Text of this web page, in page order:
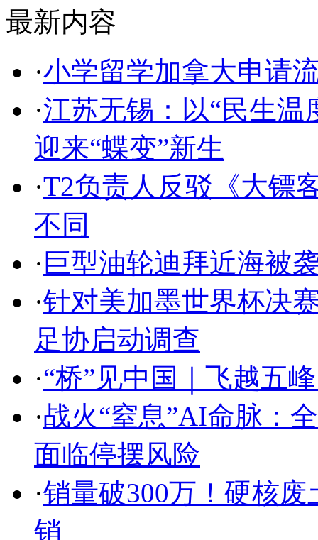
最新内容
·小学留学加拿大申请
·江苏无锡：以“民生温
迎来“蝶变”新生
·T2负责人反驳《大镖
不同
· 巨型油轮迪拜近海被
·针对美加墨世界杯决
足协启动调查
·“桥”见中国｜飞越五
·战火“窒息”AI命脉：
面临停摆风险
·销量破300万！硬核废
销